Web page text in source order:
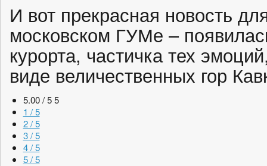
И вот прекрасная новость
московском ГУМе –
курорта, частичка тех
виде величественных гор
5.00 / 5 5
1 / 5
2 / 5
3 / 5
4 / 5
5 / 5